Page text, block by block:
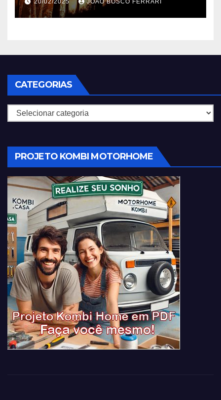
20/02/2025 JOÃO BOSCO FERRARI
CATEGORIAS
Categorias
PROJETO KOMBI MOTORHOME